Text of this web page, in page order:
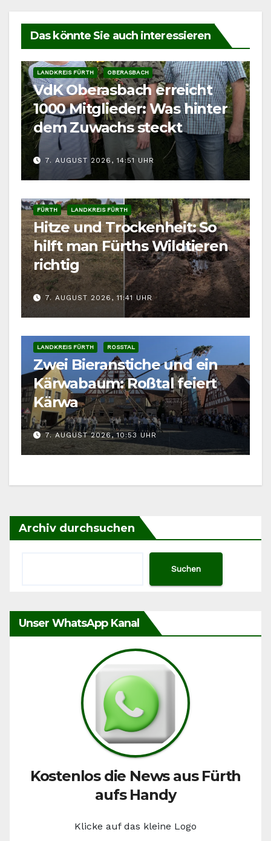
Das könnte Sie auch interessieren
LANDKREIS FÜRTH OBERASBACH
VdK Oberasbach erreicht
1000 Mitglieder: Was hinter
dem Zuwachs steckt
7. AUGUST 2026, 14:51 UHR
FÜRTH LANDKREIS FÜRTH
Hitze und Trockenheit: So
hilft man Fürths Wildtieren
richtig
7. AUGUST 2026, 11:41 UHR
LANDKREIS FÜRTH ROSSTAL
Zwei Bieranstiche und ein
Kärwabaum: Roßtal feiert
Kärwa
7. AUGUST 2026, 10:53 UHR
Archiv durchsuchen
Suchen
Unser WhatsApp Kanal
Kostenlos die News aus Fürth
aufs Handy
Klicke auf das kleine Logo